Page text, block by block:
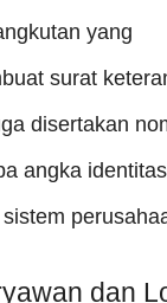
yang
surat
disertakan
angka
dan